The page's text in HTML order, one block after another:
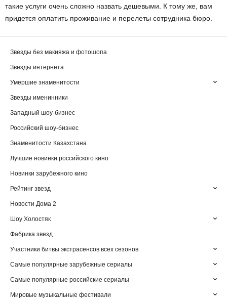
такие услуги очень сложно назвать дешевыми. К тому же, вам
придется оплатить проживание и перелеты сотрудника бюро.
Звезды без макияжа и фотошопа
Звезды интернета
Умершие знаменитости
Звезды именинники
Западный шоу-бизнес
Российский шоу-бизнес
Знаменитости Казахстана
Лучшие новинки российского кино
Новинки зарубежного кино
Рейтинг звезд
Новости Дома 2
Шоу Холостяк
Фабрика звезд
Участники битвы экстрасенсов всех сезонов
Самые популярные зарубежные сериалы
Самые популярные российские сериалы
Мировые музыкальные фестивали